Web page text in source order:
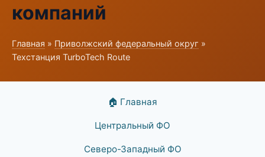
компаний
Главная » Приволжский федеральный округ »
Техстанция TurboTech Route
🏠 Главная
Центральный ФО
Северо-Западный ФО